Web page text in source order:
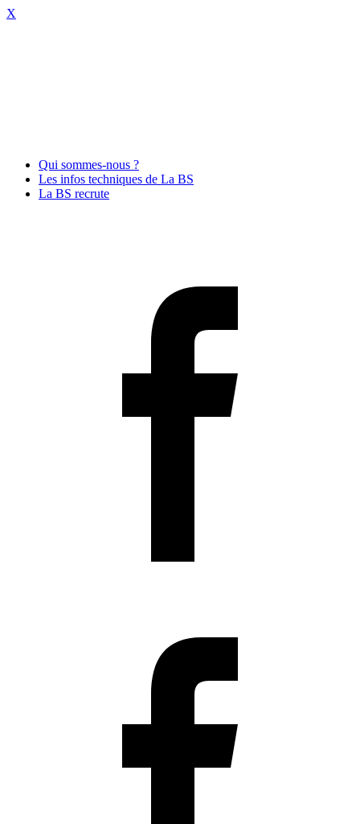
X
Qui sommes-nous ?
Les infos techniques de La BS
La BS recrute